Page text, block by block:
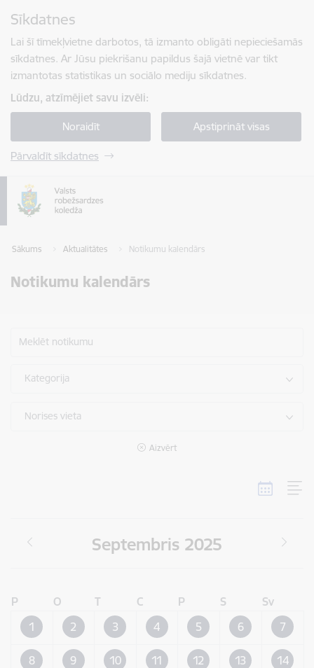
Sīkdatnes
Lai šī tīmekļvietne darbotos, tā izmanto obligāti nepieciešamās
sīkdatnes. Ar Jūsu piekrišanu papildus šajā vietnē var tikt
izmantotas statistikas un sociālo mediju sīkdatnes.
Lūdzu, atzīmējiet savu izvēli:
Noraidīt Apstiprināt visas
Pārvaldīt sīkdatnes
Sākums Aktualitātes Notikumu kalendārs
Notikumu kalendārs
Meklēt notikumu
Kategorija
Norises vieta
Aizvērt
Septembris 2025
P O T C P S
Sv
1
2 3 4 5 6 7
8 9 10 11 12 13 14